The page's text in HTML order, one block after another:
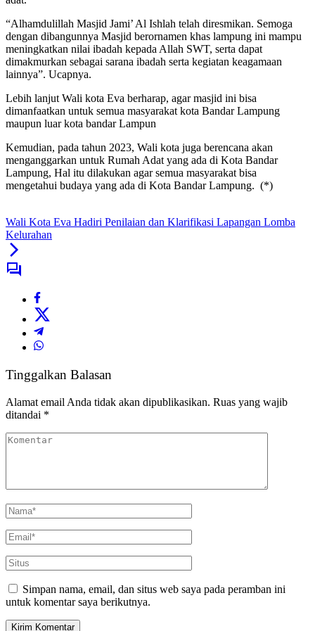
“Alhamdulillah Masjid Jami’ Al Ishlah telah diresmikan. Semoga
dengan dibangunnya Masjid berornamen khas lampung ini mampu
meningkatkan nilai ibadah kepada Allah SWT, serta dapat
dimakmurkan sebagai sarana ibadah serta kegiatan keagamaan
lainnya”. Ucapnya.
Lebih lanjut Wali kota Eva berharap, agar masjid ini bisa
dimanfaatkan untuk semua masyarakat kota Bandar Lampung
maupun luar kota bandar Lampun
Kemudian, pada tahun 2023, Wali kota juga berencana akan
menganggarkan untuk Rumah Adat yang ada di Kota Bandar
Lampung, Hal itu dilakukan agar semua masyarakat bisa
mengetahui budaya yang ada di Kota Bandar Lampung. (*)
Wali Kota Eva Hadiri Penilaian dan Klarifikasi Lapangan Lomba
Kelurahan
Tinggalkan Balasan
Alamat email Anda tidak akan dipublikasikan. Ruas yang wajib
ditandai *
Simpan nama, email, dan situs web saya pada peramban ini
untuk komentar saya berikutnya.